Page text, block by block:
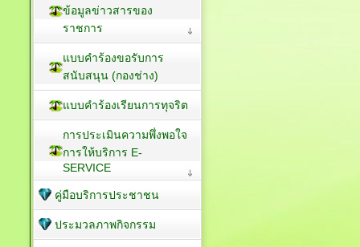
ข้อมูลข่าวสารของ
ราชการ
แบบคำร้องขอรับการ
สนับสนุน (กองช่าง)
แบบคำร้องเรียนการทุจริต
การประเมินความพึ่งพอใจ
การให้บริการ E-
SERVICE
คู่มือบริการประชาชน
ประมวลภาพกิจกรรม